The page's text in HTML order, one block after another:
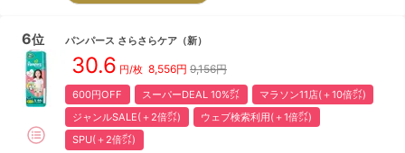
6位 パンパース さらさらケア （新）
30.6 円/枚 8,556円 9,156円
600円OFF スーパーDEAL 10%㌽
マラソン11店(＋10倍㌽)
ジャンルSALE(＋2倍㌽)
ウェブ検索利用(＋1倍㌽)
SPU(＋2倍㌽)